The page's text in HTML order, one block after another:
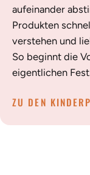
aufeinander
Produkten
verstehen und
So beginnt die
eigentlichen
ZU DEN